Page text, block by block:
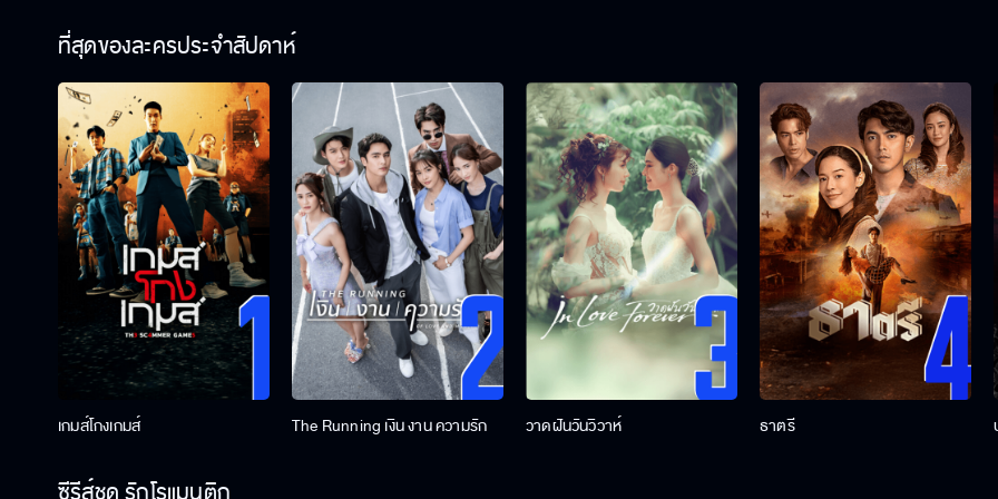
ที่สุดของละครประจำสัปดาห์
เกมส์โกงเกมส์ The Running เงิน งาน ความรัก วาดฝันวันวิวาห์ ธาตรี